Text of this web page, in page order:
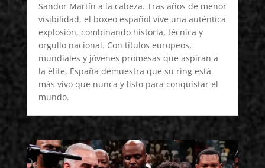
Sandor Martín a la cabeza. Tras años de menor
visibilidad, el boxeo español vive una auténtica
explosión, combinando historia, técnica y
orgullo nacional. Con títulos europeos,
mundiales y jóvenes promesas que aspiran a
la élite, España demuestra que su ring está
más vivo que nunca y listo para conquistar el
mundo.